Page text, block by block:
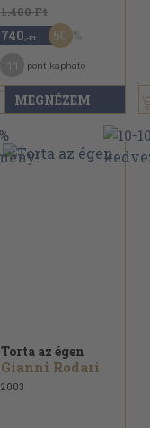
MEGNÉZEM
1.480 Ft
740 ,-Ft 50
pont kapható
Torta az égen
Gianni Rodari
2003